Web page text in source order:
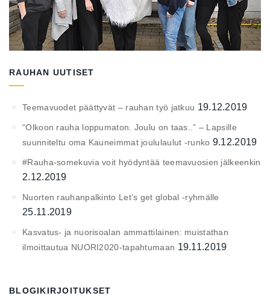
RAUHAN UUTISET
Teemavuodet päättyvät – rauhan työ jatkuu 19.12.2019
“Olkoon rauha loppumaton. Joulu on taas..” – Lapsille
suunniteltu oma Kauneimmat joululaulut -runko 9.12.2019
#Rauha-somekuvia voit hyödyntää teemavuosien jälkeenkin
2.12.2019
Nuorten rauhanpalkinto Let’s get global -ryhmälle
25.11.2019
Kasvatus- ja nuorisoalan ammattilainen: muistathan
ilmoittautua NUORI2020-tapahtumaan 19.11.2019
BLOGIKIRJOITUKSET